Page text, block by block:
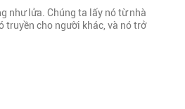
như lửa. Chúng ta lấy nó từ nhà
truyền cho người khác, và nó trở